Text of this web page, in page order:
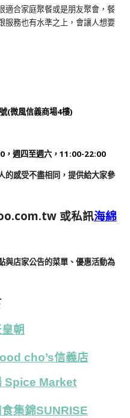
適合家庭聚餐或是朋友聚會，餐
服務也有水準之上，會讓人想要
(微風信義商場4樓)
，週四至週六，11:00-22:00
的感受不盡相同，提供給大家參
或私訊海綿
與店家公告的菜單、優惠活動為
朝
cho’s信義店
Spice Market
集錦SUNRISE